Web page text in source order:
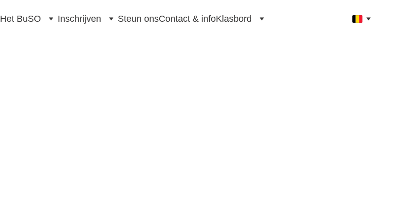
Het BuSO Inschrijven Steun onsContact & infoKlasbord